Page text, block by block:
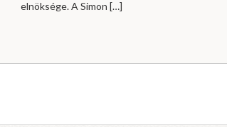
elnöksége. A Simon […]